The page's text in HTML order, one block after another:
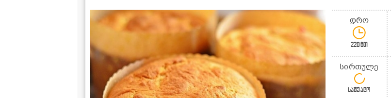
დრო
220წთ
სირთულე
საშუალო